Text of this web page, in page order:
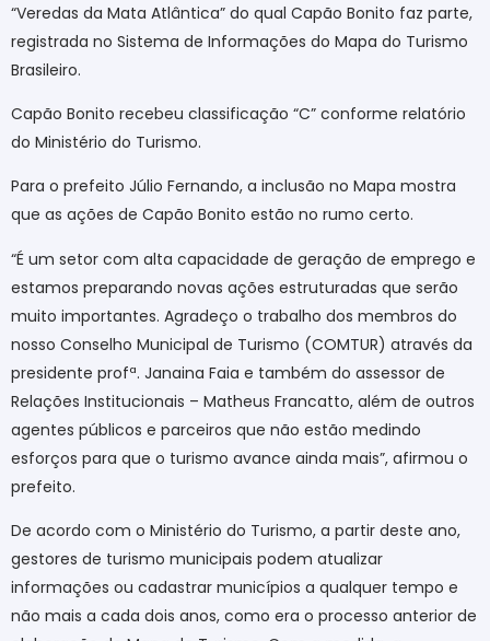
“Veredas da Mata Atlântica” do qual Capão Bonito faz parte,
registrada no Sistema de Informações do Mapa do Turismo
Brasileiro.
Capão Bonito recebeu classificação “C” conforme relatório
do Ministério do Turismo.
Para o prefeito Júlio Fernando, a inclusão no Mapa mostra
que as ações de Capão Bonito estão no rumo certo.
“É um setor com alta capacidade de geração de emprego e
estamos preparando novas ações estruturadas que serão
muito importantes. Agradeço o trabalho dos membros do
nosso Conselho Municipal de Turismo (COMTUR) através da
presidente profª. Janaina Faia e também do assessor de
Relações Institucionais – Matheus Francatto, além de outros
agentes públicos e parceiros que não estão medindo
esforços para que o turismo avance ainda mais”, afirmou o
prefeito.
De acordo com o Ministério do Turismo, a partir deste ano,
gestores de turismo municipais podem atualizar
informações ou cadastrar municípios a qualquer tempo e
não mais a cada dois anos, como era o processo anterior de